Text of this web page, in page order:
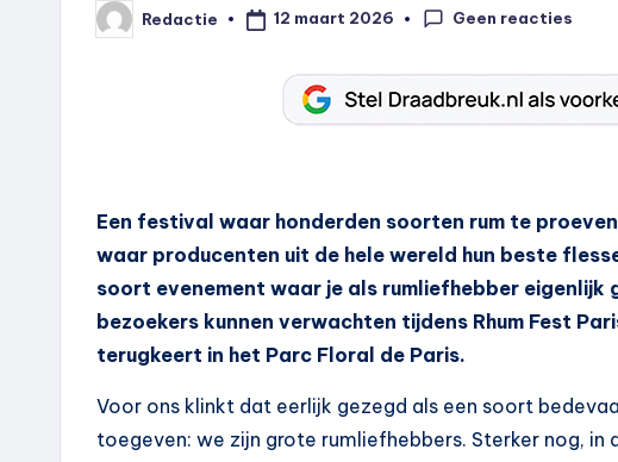
Geplaatst
door
Redactie 12 maart 2026 Geen reacties
Een festival waar honderden soorten rum te
waar producenten uit de hele wereld hun beste
soort evenement waar je als rumliefhebber eigenlijk
bezoekers kunnen verwachten tijdens Rhum Fest
terugkeert in het Parc Floral de Paris.
Voor ons klinkt dat eerlijk gezegd als een soort
toegeven: we zijn grote rumliefhebbers. Sterker nog, in